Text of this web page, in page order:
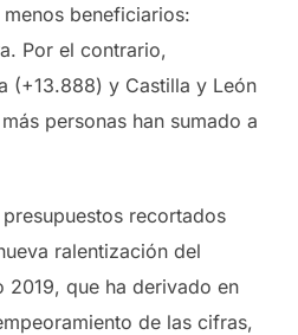
beneficiarios:
Por el contrario,
(+13.888) y Castilla y León
personas han sumado a
recortados
ralentización del
2019, que ha derivado en
de las cifras,